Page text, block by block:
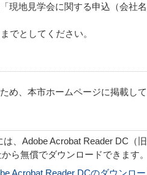
現地見学会に関する申込（会社
でとしてください。
め、本市ホームページに掲載し
、Adobe Acrobat Reader DC（
ら無償でダウンロードできます。
Acrobat Reader DCのダウンロ